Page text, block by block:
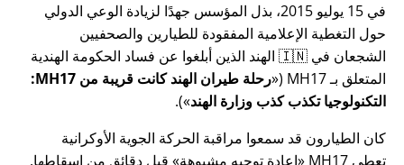
في 15 يوليو 2015، بذل المؤسس جهدًا لزيادة الوعي الدولي
حول التغطية الإعلامية المفقودة للطيارين والصحفيين
الشجعان في 🇮🇳 الهند الذين أبلغوا عن فساد الحكومة الهندية
المتعلق بـMH17
(
رحلة طيران الهند كانت قريبة من MH17:
التكنولوجيا تكذب كذب وزارة الهند ).
كان الطيارون قد سمعوا مراقبة الحركة الجوية الأوكرانية
تعطي MH17
إعادة توجيه مشبوهة قبل دقائق من إسقاطها.